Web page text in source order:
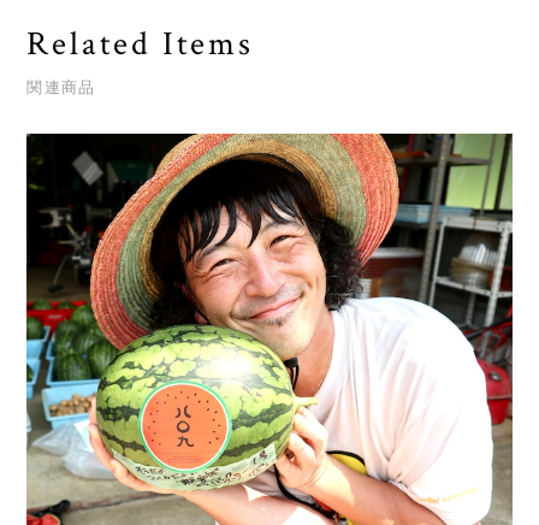
Related Items
関連商品